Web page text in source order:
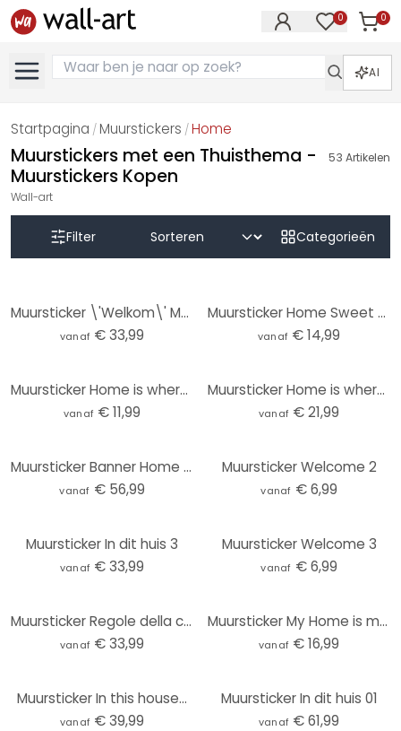
0 0
AI
Startpagina / Muurstickers /Home
Muurstickers met een Thuisthema -
Muurstickers Kopen
Wall-art
53 Artikelen
Filter Categorieën
Muursticker \'Welkom\' Multicultureel
vanaf € 33,99
Muursticker Home Sweet Home 1
vanaf € 14,99
Muursticker Home is where your story begins.
vanaf € 11,99
Muursticker Home is where the heart is
vanaf € 21,99
Muursticker Banner Home Sweet Home
vanaf € 56,99
Muursticker Welcome 2
vanaf € 6,99
Muursticker In dit huis 3
vanaf € 33,99
Muursticker Welcome 3
vanaf € 6,99
Muursticker Regole della casa 2
vanaf € 33,99
Muursticker My Home is my Castle 3
vanaf € 16,99
Muursticker In this house...
vanaf € 39,99
Muursticker In dit huis 01
vanaf € 61,99